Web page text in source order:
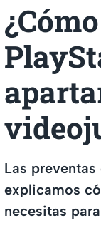
Las
explicamos
necesitas